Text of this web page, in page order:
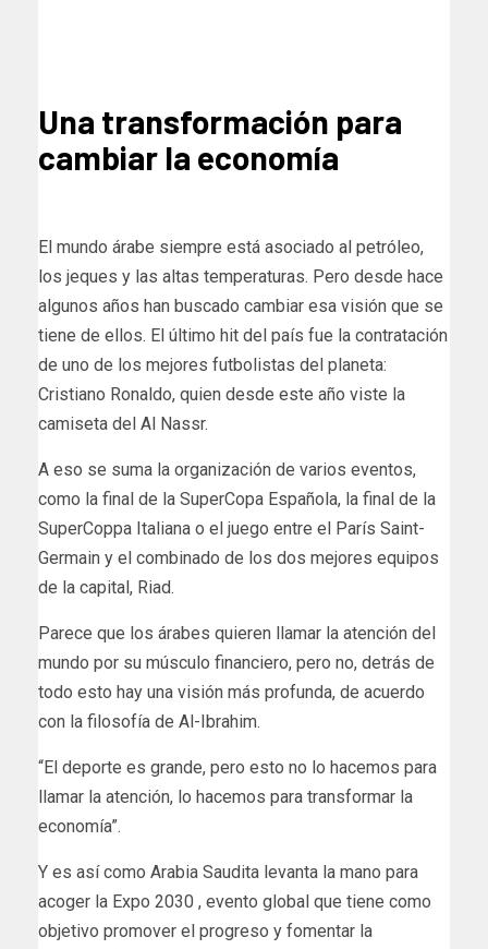
Una transformación para
cambiar la economía
El mundo árabe siempre está asociado al petróleo,
los jeques y las altas temperaturas. Pero desde hace
algunos años han buscado cambiar esa visión que se
tiene de ellos. El último hit del país fue la contratación
de uno de los mejores futbolistas del planeta:
Cristiano Ronaldo, quien desde este año viste la
camiseta del Al Nassr.
A eso se suma la organización de varios eventos,
como la final de la SuperCopa Española, la final de la
SuperCoppa Italiana o el juego entre el París Saint-
Germain y el combinado de los dos mejores equipos
de la capital, Riad.
Parece que los árabes quieren llamar la atención del
mundo por su músculo financiero, pero no, detrás de
todo esto hay una visión más profunda, de acuerdo
con la filosofía de Al-Ibrahim.
“El deporte es grande, pero esto no lo hacemos para
llamar la atención, lo hacemos para transformar la
economía”.
Y es así como Arabia Saudita levanta la mano para
acoger la Expo 2030 , evento global que tiene como
objetivo promover el progreso y fomentar la